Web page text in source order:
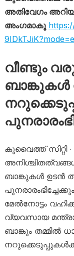
അതിവേഗം
അംഗമാകൂ
വീണ്ടും
ബാങ്കുകൾ
കുവൈത്ത് സിറ്റി
ബാങ്കുകൾ ഉടൻ
മേൽനോട്ടം
വ്യവസായ
ബാങ്കും തമ്മിൽ